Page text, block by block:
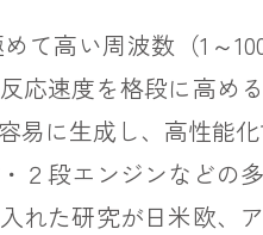
て高い周波数（1～
応速度を格段に高め
易に生成し、高性能
２段エンジンなどの
れた研究が日米欧、